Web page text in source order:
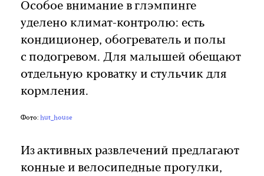
Особое внимание в глэмпинге
уделено климат-контролю: есть
кондиционер, обогреватель и полы
с подогревом. Для малышей обещают
отдельную кроватку и стульчик для
кормления.
Фото: hut_house
Из активных развлечений предлагают
конные и велосипедные прогулки,